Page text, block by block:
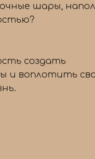
День
Выпускной
шары,
создать
и воплотить